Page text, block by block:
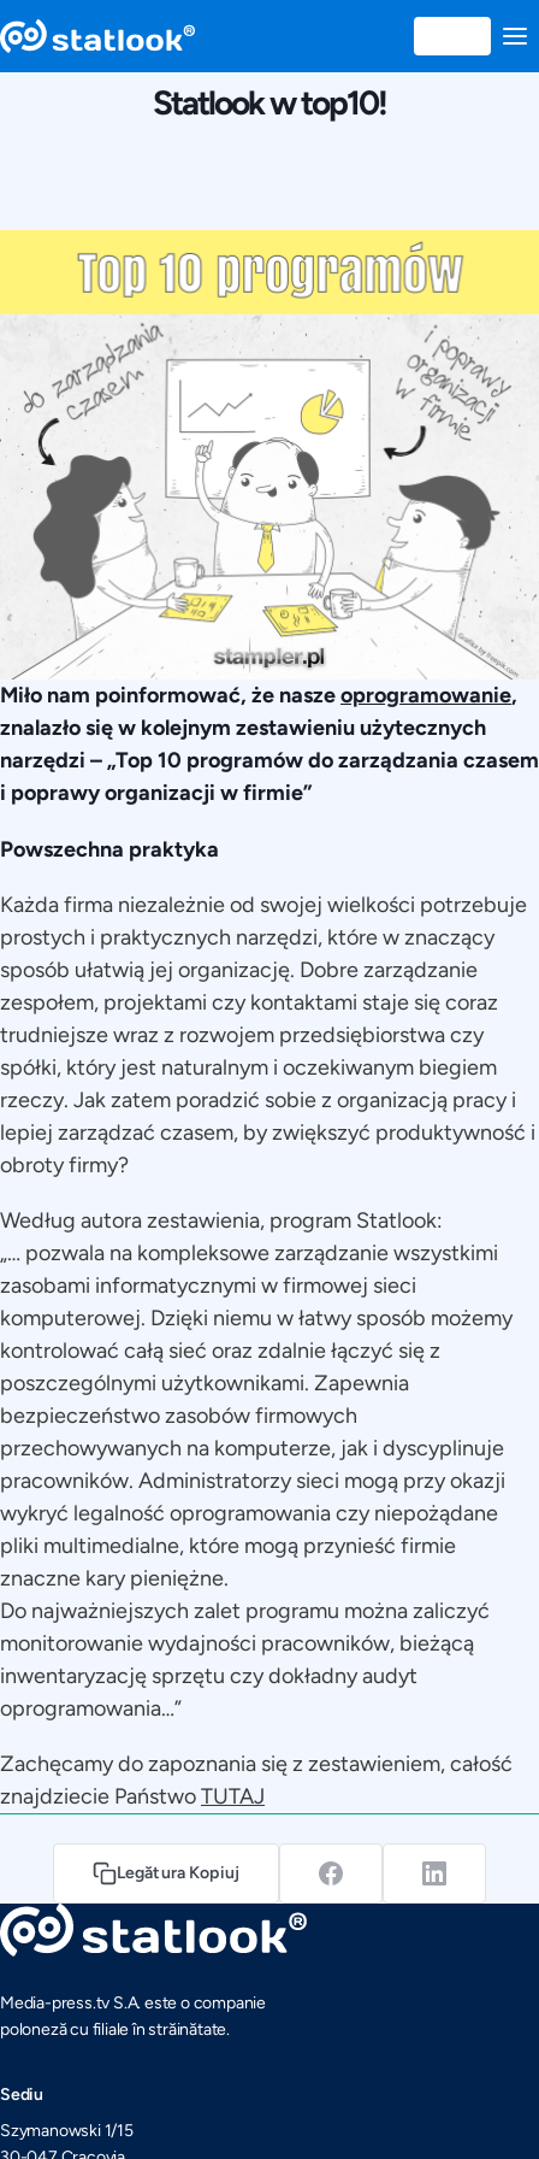
Statlook w top10!
Miło nam poinformować, że naszeoprogramowanie,
znalazło się w kolejnym zestawieniu użytecznych
narzędzi – „Top 10 programów do zarządzania czasem
i poprawy organizacji w firmie”
Powszechna praktyka
Każda firma niezależnie od swojej wielkości potrzebuje
prostych i praktycznych narzędzi, które w znaczący
sposób ułatwią jej organizację. Dobre zarządzanie
zespołem, projektami czy kontaktami staje się coraz
trudniejsze wraz z rozwojem przedsiębiorstwa czy
spółki, który jest naturalnym i oczekiwanym biegiem
rzeczy. Jak zatem poradzić sobie z organizacją pracy i
lepiej zarządzać czasem, by zwiększyć produktywność i
obroty firmy?
Według autora zestawienia, program Statlook:
„… pozwala na kompleksowe zarządzanie wszystkimi
zasobami informatycznymi w firmowej sieci
komputerowej. Dzięki niemu w łatwy sposób możemy
kontrolować całą sieć oraz zdalnie łączyć się z
poszczególnymi użytkownikami. Zapewnia
bezpieczeństwo zasobów firmowych
przechowywanych na komputerze, jak i dyscyplinuje
pracowników. Administratorzy sieci mogą przy okazji
wykryć legalność oprogramowania czy niepożądane
pliki multimedialne, które mogą przynieść firmie
znaczne kary pieniężne.
Do najważniejszych zalet programu można zaliczyć
monitorowanie wydajności pracowników, bieżącą
inwentaryzację sprzętu czy dokładny audyt
oprogramowania…”
Zachęcamy do zapoznania się z zestawieniem, całość
znajdziecie PaństwoTUTAJ
Legătura Kopiuj
Media-press.tv S.A. este o companie
poloneză cu filiale în străinătate.
Sediu
Szymanowski 1/15